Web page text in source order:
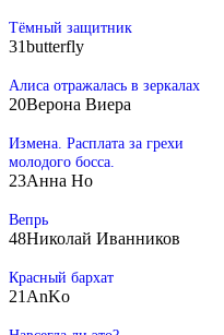
Тёмный защитник
31butterfly
Алиса отражалась в зеркалах
20Верона Виера
Измена. Расплата за грехи
молодого босса.
23Анна Но
Вепрь
48Николай Иванников
Красный бархат
21 AnKo